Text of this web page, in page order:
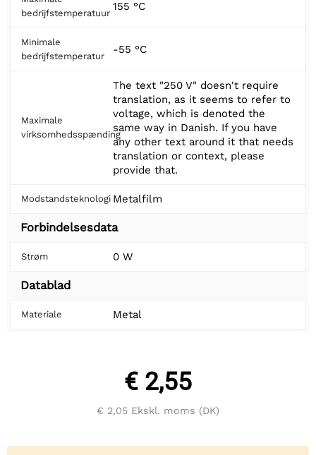
bedrijfstemperatuur
155 °C
Minimale
bedrijfstemperatur
-55 °C
Maximale
virksomhedsspænding
The text "250 V" doesn't require
translation, as it seems to refer to
voltage, which is denoted the
same way in Danish. If you have
any other text around it that needs
translation or context, please
provide that.
Modstandsteknologi Metalfilm
Forbindelsesdata
Strøm 0 W
Datablad
Materiale Metal
€ 2,55
€ 2,05 Ekskl. moms (DK)